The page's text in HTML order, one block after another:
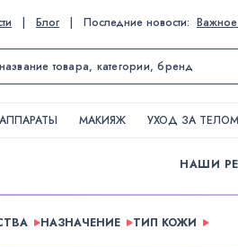
| Блог | Последние новости:
МАКИЯЖ УХОД ЗА ТЕЛОМ
НАШИ
НАЗНАЧЕНИЕ ТИП КОЖИ